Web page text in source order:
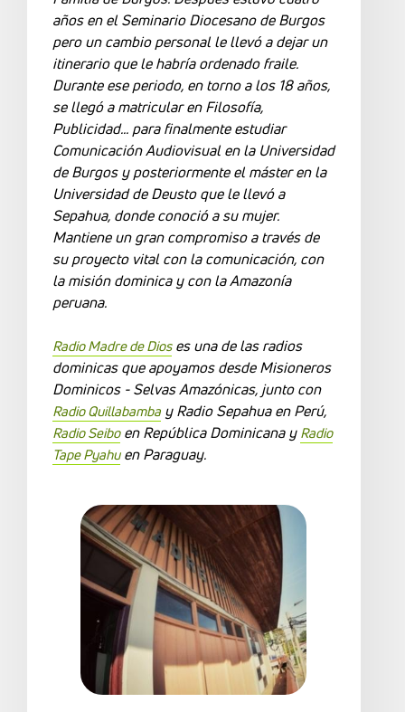
años en el Seminario Diocesano de Burgos
pero un cambio personal le llevó a dejar un
itinerario que le habría ordenado fraile.
Durante ese periodo, en torno a los 18 años,
se llegó a matricular en Filosofía,
Publicidad... para finalmente estudiar
Comunicación Audiovisual en la Universidad
de Burgos y posteriormente el máster en la
Universidad de Deusto que le llevó a
Sepahua, donde conoció a su mujer.
Mantiene un gran compromiso a través de
su proyecto vital con la comunicación, con
la misión dominica y con la Amazonía
peruana.
Radio Madre de Dioses una de las radios
dominicas que apoyamos desde Misioneros
Dominicos - Selvas Amazónicas, junto con
Radio Quillabamba y Radio Sepahua en Perú,
Radio Seiboen República Dominicana yRadio
Tape Pyahuen Paraguay.